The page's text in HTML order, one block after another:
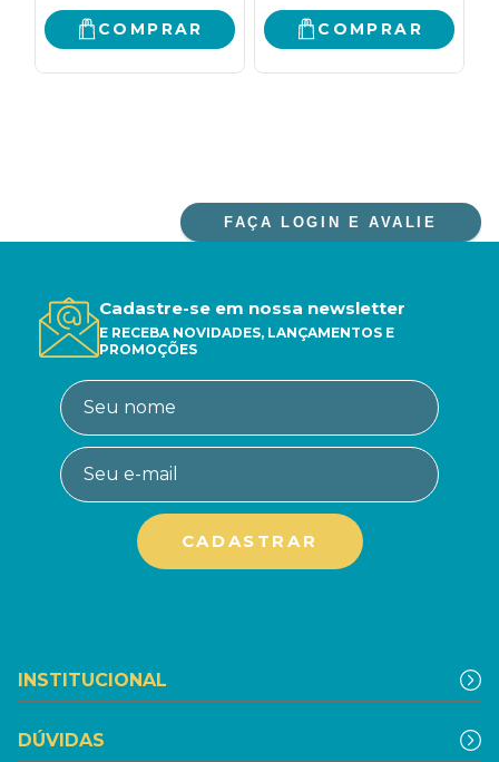
COMPRAR COMPRAR
FAÇA LOGIN E AVALIE
Cadastre-se em nossa newsletter
E RECEBA NOVIDADES, LANÇAMENTOS E
PROMOÇÕES
INSTITUCIONAL
DÚVIDAS